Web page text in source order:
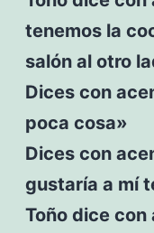
tenemos la
salón al otro
Dices con
poca cosa»
Dices con
gustaría a mí
Toño dice con